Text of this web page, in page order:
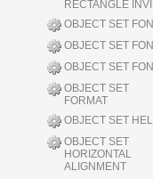
RECTANGLE
OBJECT SET
OBJECT SET
OBJECT SET
OBJECT SET
FORMAT
OBJECT SET
OBJECT SET
HORIZONTAL
ALIGNMENT